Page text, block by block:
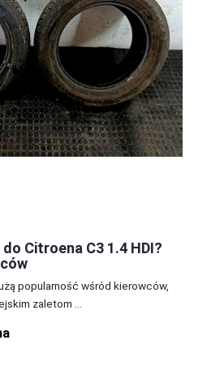
Citroena C3 1.4 HDI?
popularność wśród kierowców,
zaletom ...